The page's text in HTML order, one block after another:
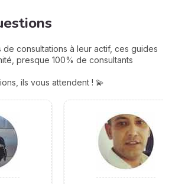
de consultations à leur actif, ces guides
presque 100% de consultants
ils vous attendent ! 💫